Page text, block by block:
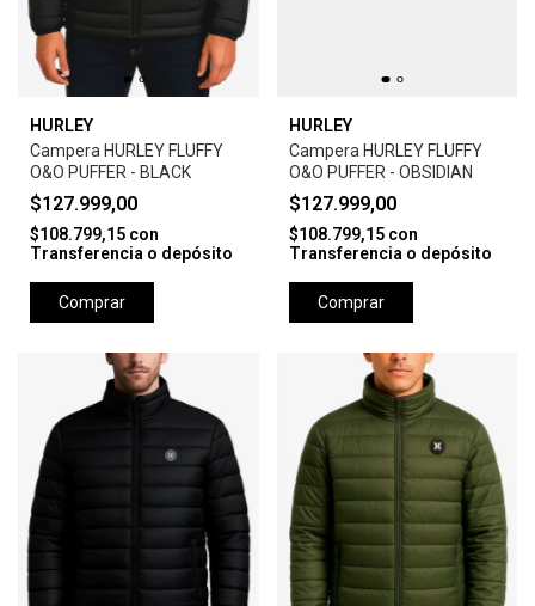
HURLEY
Campera HURLEY FLUFFY
O&O PUFFER - BLACK
$127.999,00
$108.799,15 con
Transferencia o depósito
Comprar
HURLEY
Campera HURLEY FLUFFY
O&O PUFFER - OBSIDIAN
$127.999,00
$108.799,15 con
Transferencia o depósito
Comprar